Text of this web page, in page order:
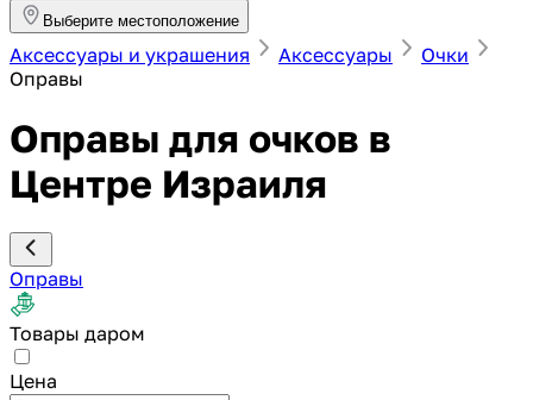
Выберите местоположение
Аксессуары и украшения Аксессуары
Очки
Оправы
Оправы для очков в
Центре Израиля
Оправы
Товары даром
Цена